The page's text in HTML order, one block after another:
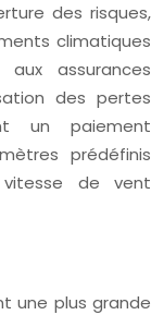
des risques,
climatiques
assurances
des pertes
un paiement
prédéfinis
de vent
une plus grande